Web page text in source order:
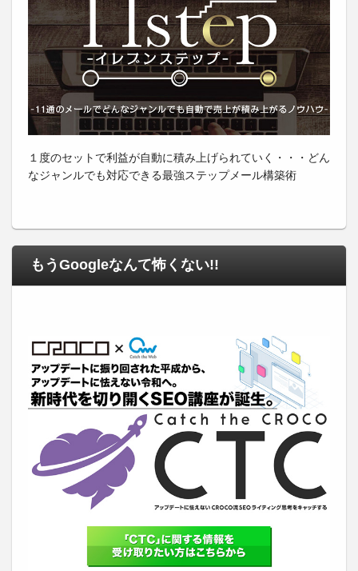
１度のセットで利益が自動に積み上げられていく・・・どん
なジャンルでも対応できる最強ステップメール構築術
もうGoogleなんて怖くない!!